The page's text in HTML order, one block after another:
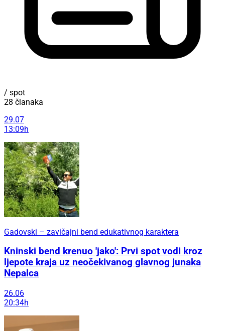
/ spot
28 članaka
29.07
13:09h
Gadovski – zavičajni bend edukativnog karaktera
Kninski bend krenuo 'jako': Prvi spot vodi kroz
ljepote kraja uz neočekivanog glavnog junaka
Nepalca
26.06
20:34h